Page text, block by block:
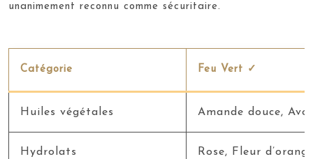
unanimement reconnu comme sécuritaire.
Catégorie Feu Vert ✓
Huiles végétales Amande douce,
Hydrolats Rose, Fleur